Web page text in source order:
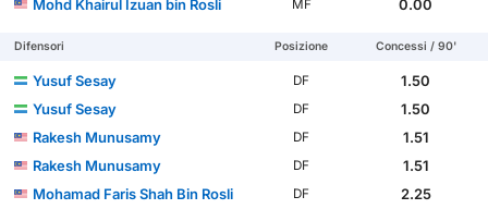
Mohd Khairul Izuan bin Rosli
MF 0.00
Difensori Posizione Concessi / 90'
Yusuf Sesay DF
1.50
Yusuf Sesay
DF
1.50
Rakesh Munusamy
DF
1.51
Rakesh Munusamy
DF
1.51
Mohamad Faris Shah Bin Rosli
DF
2.25